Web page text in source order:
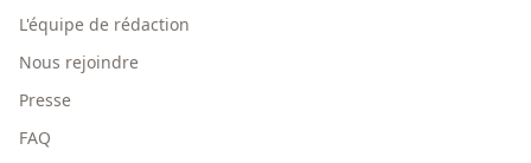
L'équipe de rédaction
Nous rejoindre
Presse
FAQ